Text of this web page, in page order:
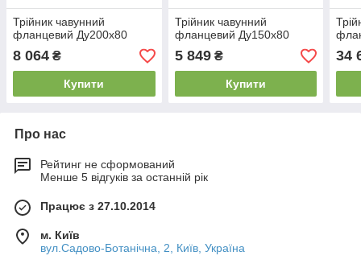
Трійник чавунний
фланцевий Ду200х80
8 064 ₴
Купити
Трійник чавунний
фланцевий Ду150х80
5 849₴
Купити
34
Про нас
Рейтинг не сформований
Менше 5 відгуків за останній рік
Працює з 27.10.2014
м. Київ
вул.Садово-Ботанічна, 2, Київ, Україна